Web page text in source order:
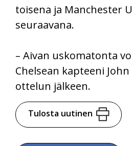
toisena ja Manchester
seuraavana.
– Aivan uskomatonta
Chelsean kapteeni
ottelun jälkeen.
Tulosta uutinen